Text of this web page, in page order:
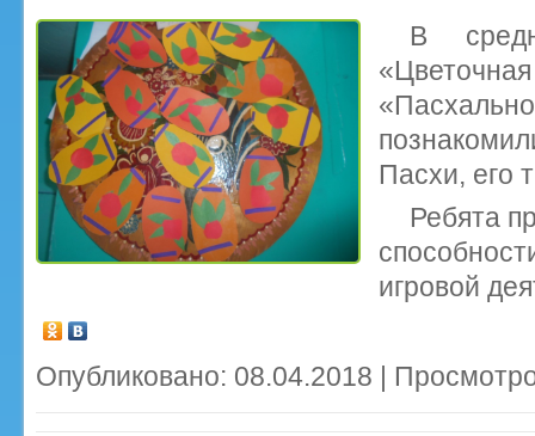
В
Пасхи, его
Ребята
игровой
Опубликовано: 08.04.2018 |